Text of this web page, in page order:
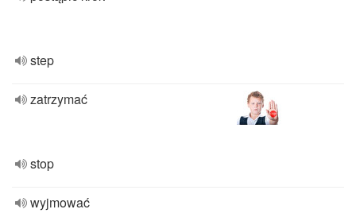
step
zatrzymać
stop
wyjmować